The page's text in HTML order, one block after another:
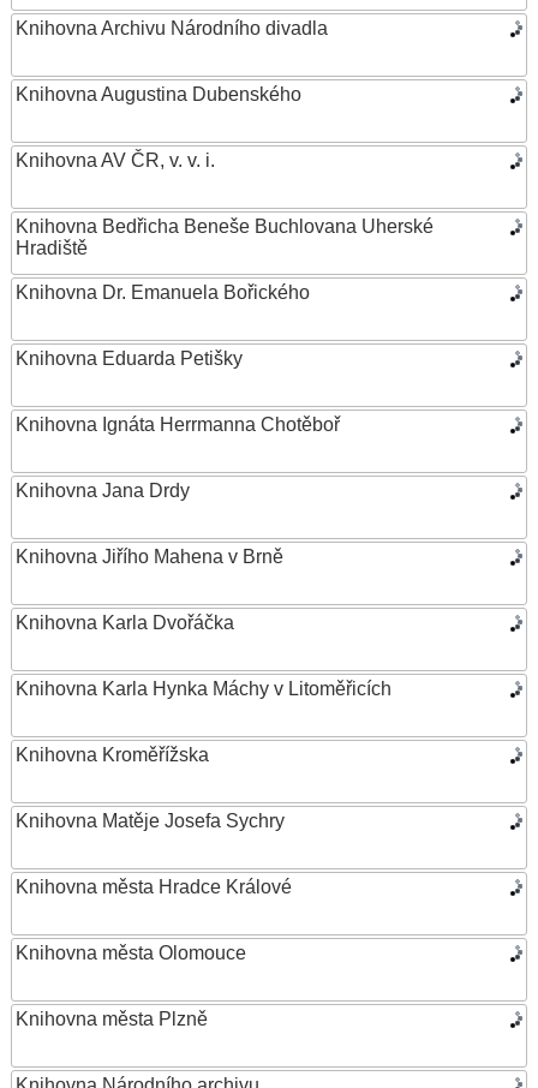
Knihovna Archivu Národního divadla
Knihovna Augustina Dubenského
Knihovna AV ČR, v. v. i.
Knihovna Bedřicha Beneše Buchlovana Uherské
Hradiště
Knihovna Dr. Emanuela Bořického
Knihovna Eduarda Petišky
Knihovna Ignáta Herrmanna Chotěboř
Knihovna Jana Drdy
Knihovna Jiřího Mahena v Brně
Knihovna Karla Dvořáčka
Knihovna Karla Hynka Máchy v Litoměřicích
Knihovna Kroměřížska
Knihovna Matěje Josefa Sychry
Knihovna města Hradce Králové
Knihovna města Olomouce
Knihovna města Plzně